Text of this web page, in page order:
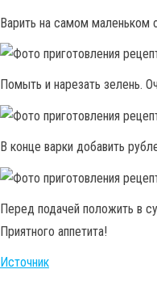
Варить на самом маленьком
Помыть и нарезать зелень.
В конце варки добавить
Перед подачей положить в
Приятного аппетита!
Источник